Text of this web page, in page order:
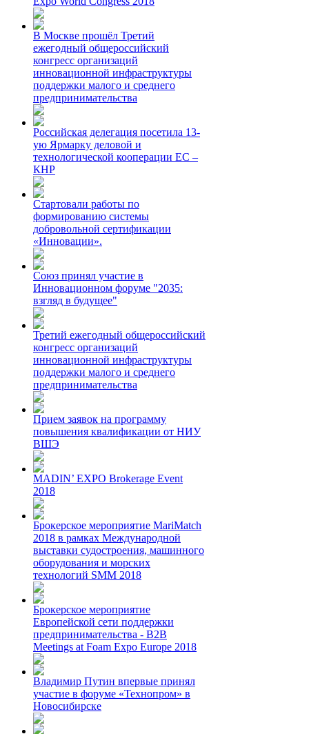
В Москве прошёл Третий
ежегодный общероссийский
конгресс организаций
инновационной инфраструктуры
поддержки малого и среднего
предпринимательства
Российская делегация посетила 13-
ую Ярмарку деловой и
технологической кооперации ЕС –
КНР
Стартовали работы по
формированию системы
добровольной сертификации
«Инновации».
Союз принял участие в
Инновационном форуме "2035:
взгляд в будущее"
Третий ежегодный общероссийский
конгресс организаций
инновационной инфраструктуры
поддержки малого и среднего
предпринимательства
Прием заявок на программу
повышения квалификации от НИУ
ВШЭ
MADIN’ EXPO Brokerage Event
2018
Брокерское мероприятие MariMatch
2018 в рамках Международной
выставки судостроения, машинного
оборудования и морских
технологий SMM 2018
Брокерское мероприятие
Европейской сети поддержки
предпринимательства - B2B
Meetings at Foam Expo Europe 2018
Владимир Путин впервые принял
участие в форуме «Технопром» в
Новосибирске